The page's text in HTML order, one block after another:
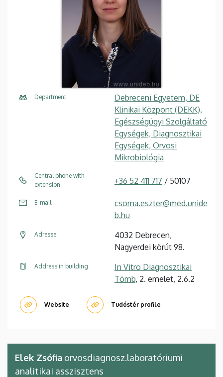
Department
Debreceni Egyetem, DE
Klinikai Központ (DEKK),
Egészségügyi Szolgáltató
Egységek, Diagnosztikai
Egységek, Orvosi
Mikrobiológia
Central phone with
extension
+36 52 411 717 / 50107
E-mail
csoma.eszter@med.unide
b.hu
Adresse
4032 Debrecen,
Nagyerdei körút 98.
Address in building
In Vitro Diagnosztikai
Tömb, 2. emelet, 2.6.2
Website Tudóstér profile
Elek Zsófia orvosdiagnosz.laboratóriumi
analitikai asszisztens